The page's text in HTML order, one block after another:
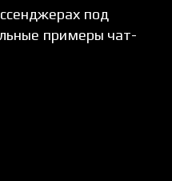
под
примеры чат-